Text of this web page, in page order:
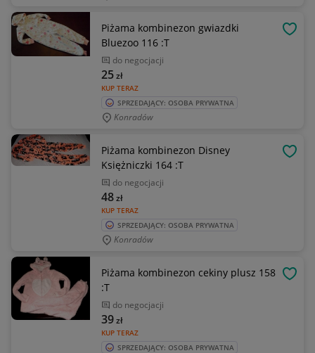
Piżama kombinezon gwiazdki
Bluezoo 116 :T
do negocjacji
KUP TERAZ
25zł
SPRZEDAJĄCY: OSOBA PRYWATNA
Konradów
Piżama kombinezon Disney
Księżniczki 164 :T
do negocjacji
KUP TERAZ
48zł
SPRZEDAJĄCY: OSOBA PRYWATNA
Konradów
Piżama kombinezon cekiny plusz 158
:T
do negocjacji
KUP TERAZ
39zł
SPRZEDAJĄCY: OSOBA PRYWATNA